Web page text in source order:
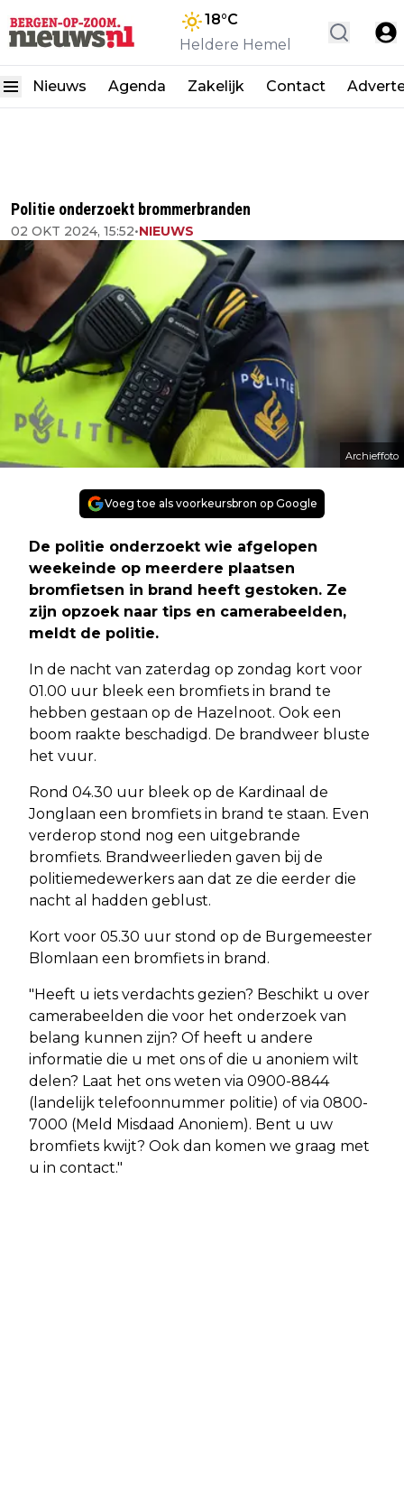
18°C
Heldere Hemel
Nieuws Agenda Zakelijk Contact
Politie onderzoekt brommerbranden
02 OKT 2024, 15:52•NIEUWS
Archieffoto
Voeg toe als voorkeursbron op Google
De politie onderzoekt wie afgelopen
weekeinde op meerdere plaatsen
bromfietsen in brand heeft gestoken. Ze
zijn opzoek naar tips en camerabeelden,
meldt de politie.
In de nacht van zaterdag op zondag kort voor
01.00 uur bleek een bromfiets in brand te
hebben gestaan op de Hazelnoot. Ook een
boom raakte beschadigd. De brandweer bluste
het vuur.
Rond 04.30 uur bleek op de Kardinaal de
Jonglaan een bromfiets in brand te staan. Even
verderop stond nog een uitgebrande
bromfiets. Brandweerlieden gaven bij de
politiemedewerkers aan dat ze die eerder die
nacht al hadden geblust.
Kort voor 05.30 uur stond op de Burgemeester
Blomlaan een bromfiets in brand.
"Heeft u iets verdachts gezien? Beschikt u over
camerabeelden die voor het onderzoek van
belang kunnen zijn? Of heeft u andere
informatie die u met ons of die u anoniem wilt
delen? Laat het ons weten via 0900-8844
(landelijk telefoonnummer politie) of via 0800-
7000 (Meld Misdaad Anoniem). Bent u uw
bromfiets kwijt? Ook dan komen we graag met
u in contact."